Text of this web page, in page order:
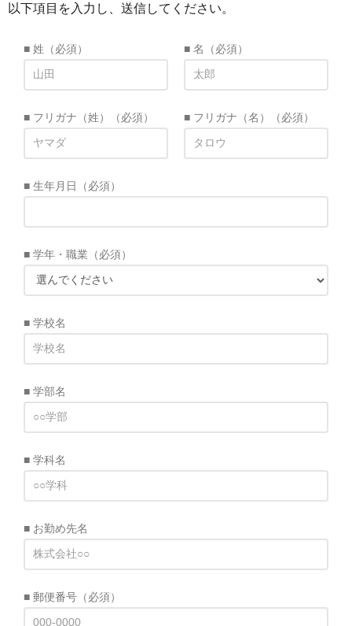
以下項目を入力し、送信してください。
■ 姓 （必須） ■ 名 （必須）
■ フリガナ（姓） （必須） ■ フリガナ（名） （必須）
■ 生年月日 （必須）
■ 学年・職業 （必須）
■ 学校名
■ 学部名
■ 学科名
■ お勤め先名
■ 郵便番号 （必須）